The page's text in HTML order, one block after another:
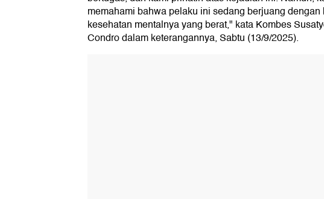
memahami bahwa pelaku ini sedang berjuang dengan
kesehatan mentalnya yang berat," kata Kombes
Condro dalam keterangannya, Sabtu (13/9/2025).